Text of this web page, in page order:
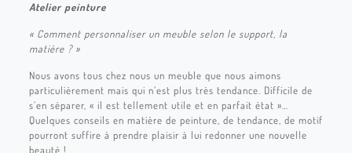
Atelier peinture
« Comment personnaliser un meuble selon le support, la
matière ? »
Nous avons tous chez nous un meuble que nous aimons
particulièrement mais qui n’est plus très tendance. Difficile de
s’en séparer, « il est tellement utile et en parfait état »…
Quelques conseils en matière de peinture, de tendance, de motif
pourront suffire à prendre plaisir à lui redonner une nouvelle
beauté !